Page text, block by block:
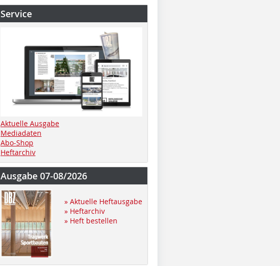
Service
Aktuelle Ausgabe
Mediadaten
Abo-Shop
Heftarchiv
Ausgabe 07-08/2026
» Aktuelle Heftausgabe
» Heftarchiv
» Heft bestellen